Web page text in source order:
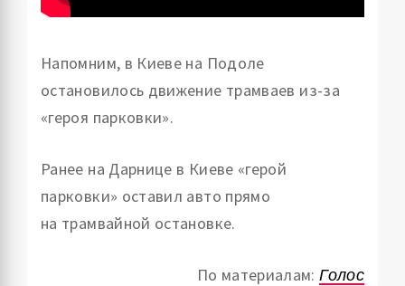
Напомним, в Киеве на Подоле
остановилось движение трамваев из-за
«героя парковки».
Ранее на Дарнице в Киеве «герой
парковки» оставил авто прямо
на трамвайной остановке.
По материалам:Голос